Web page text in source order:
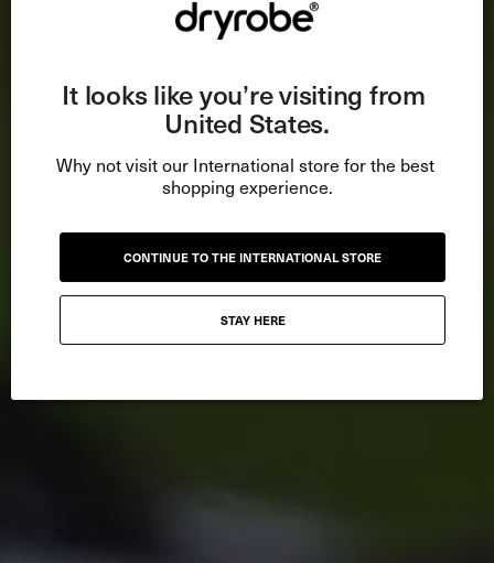
It looks like you’re visiting from
United States.
Why not visit our International store for the best
shopping experience.
CONTINUE TO THE INTERNATIONAL STORE
STAY HERE